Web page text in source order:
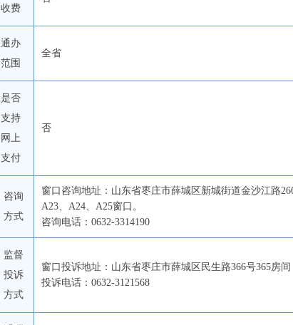
收费
通办
范围
全省
是否
支持
网上
支付
否
咨询
方式
窗口咨询地址：山东省枣庄市薛城区新城街道金沙江路
A23、A24、A25窗口。
咨询电话：0632-3314190
监督
投诉
方式
窗口投诉地址：山东省枣庄市薛城区民生路366号365房间
投诉电话：0632-3121568